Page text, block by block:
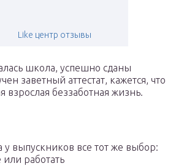
Like центр отзывы
школа, успешно сданы
заветный аттестат, кажется, что
взрослая беззаботная жизнь.
у выпускников все тот же выбор:
или работать